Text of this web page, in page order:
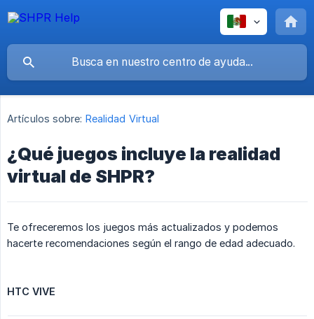
Artículos sobre: Realidad Virtual
¿Qué juegos incluye la realidad
virtual de SHPR?
Te ofreceremos los juegos más actualizados y podemos
hacerte recomendaciones según el rango de edad adecuado.
HTC VIVE